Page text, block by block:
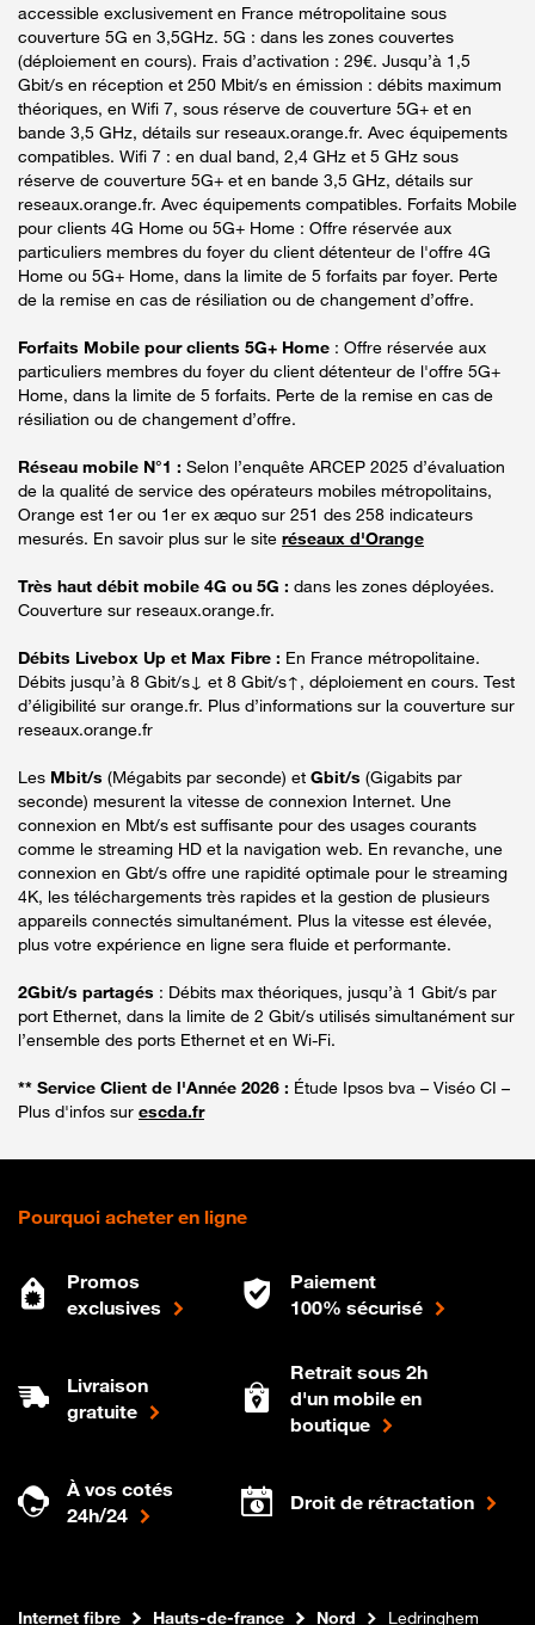
accessible exclusivement en France métropolitaine sous
couverture 5G en 3,5GHz. 5G : dans les zones couvertes
(déploiement en cours). Frais d’activation : 29€. Jusqu’à 1,5
Gbit/s en réception et 250 Mbit/s en émission : débits maximum
théoriques, en Wifi 7, sous réserve de couverture 5G+ et en
bande 3,5 GHz, détails sur reseaux.orange.fr. Avec équipements
compatibles. Wifi 7 : en dual band, 2,4 GHz et 5 GHz sous
réserve de couverture 5G+ et en bande 3,5 GHz, détails sur
reseaux.orange.fr. Avec équipements compatibles. Forfaits Mobile
pour clients 4G Home ou 5G+ Home : Offre réservée aux
particuliers membres du foyer du client détenteur de l'offre 4G
Home ou 5G+ Home, dans la limite de 5 forfaits par foyer. Perte
de la remise en cas de résiliation ou de changement d’offre.
Forfaits Mobile pour clients 5G+ Home : Offre réservée aux
particuliers membres du foyer du client détenteur de l'offre 5G+
Home, dans la limite de 5 forfaits. Perte de la remise en cas de
résiliation ou de changement d’offre.
Réseau mobile N°1 : Selon l’enquête ARCEP 2025 d’évaluation
de la qualité de service des opérateurs mobiles métropolitains,
Orange est 1er ou 1er ex æquo sur 251 des 258 indicateurs
mesurés. En savoir plus sur le site réseaux d'Orange
Très haut débit mobile 4G ou 5G : dans les zones déployées.
Couverture sur reseaux.orange.fr.
Débits Livebox Up et Max Fibre : En France métropolitaine.
Débits jusqu’à 8 Gbit/s↓ et 8 Gbit/s↑, déploiement en cours. Test
d’éligibilité sur orange.fr. Plus d’informations sur la couverture sur
reseaux.orange.fr
Les Mbit/s (Mégabits par seconde) et Gbit/s (Gigabits par
seconde) mesurent la vitesse de connexion Internet. Une
connexion en Mbt/s est suffisante pour des usages courants
comme le streaming HD et la navigation web. En revanche, une
connexion en Gbt/s offre une rapidité optimale pour le streaming
4K, les téléchargements très rapides et la gestion de plusieurs
appareils connectés simultanément. Plus la vitesse est élevée,
plus votre expérience en ligne sera fluide et performante.
2Gbit/s partagés : Débits max théoriques, jusqu’à 1 Gbit/s par
port Ethernet, dans la limite de 2 Gbit/s utilisés simultanément sur
l’ensemble des ports Ethernet et en Wi-Fi.
** Service Client de l'Année 2026 : Étude Ipsos bva – Viséo CI –
Plus d'infos sur escda.fr
Pourquoi acheter en ligne
Promos
exclusives
Paiement
100% sécurisé
Livraison
gratuite
Retrait sous 2h
d'un mobile en
boutique
À vos cotés
24h/24
Droit de rétractation
Boutique Orange
Internet fibre Hauts-de-france Nord Ledringhem